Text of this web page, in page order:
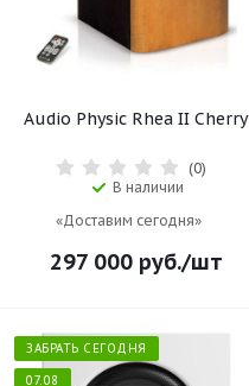
Audio Physic Rhea II Cherry
(0)
В наличии
«Доставим сегодня»
297 000руб./шт
ЗАБРАТЬ СЕГОДНЯ
07.08